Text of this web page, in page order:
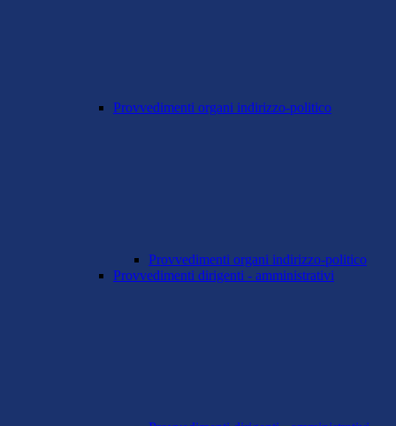
Provvedimenti organi indirizzo-politico
Provvedimenti organi indirizzo-politico
Provvedimenti dirigenti - amministrativi